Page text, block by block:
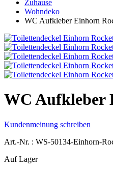
Zuhause
Wohndeko
WC Aufkleber Einhorn
WC Aufkleber
Kundenmeinung schreiben
Art.-Nr. : WS-50134-Einhorn-
Auf Lager